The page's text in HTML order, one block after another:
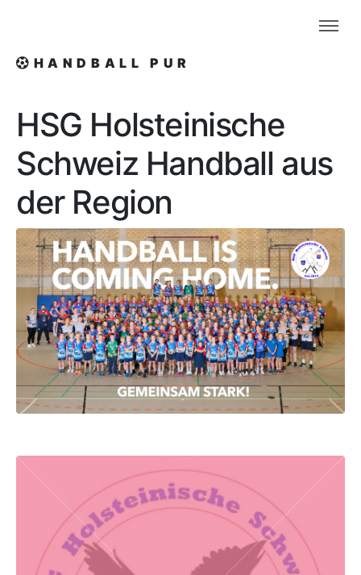
HANDBALL PUR
HSG Holsteinische
Schweiz Handball aus
der Region